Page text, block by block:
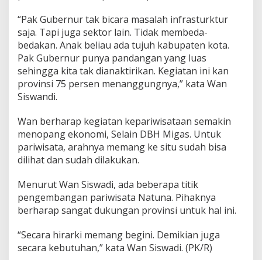
“Pak Gubernur tak bicara masalah infrasturktur
saja. Tapi juga sektor lain. Tidak membeda-
bedakan. Anak beliau ada tujuh kabupaten kota.
Pak Gubernur punya pandangan yang luas
sehingga kita tak dianaktirikan. Kegiatan ini kan
provinsi 75 persen menanggungnya,” kata Wan
Siswandi.
Wan berharap kegiatan kepariwisataan semakin
menopang ekonomi, Selain DBH Migas. Untuk
pariwisata, arahnya memang ke situ sudah bisa
dilihat dan sudah dilakukan.
Menurut Wan Siswadi, ada beberapa titik
pengembangan pariwisata Natuna. Pihaknya
berharap sangat dukungan provinsi untuk hal ini.
“Secara hirarki memang begini. Demikian juga
secara kebutuhan,” kata Wan Siswadi. (PK/R)